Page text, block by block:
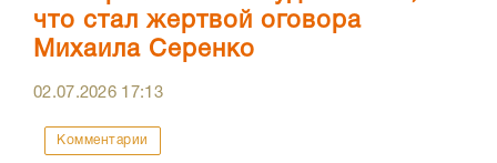
что стал жертвой оговора
Михаила Серенко
02.07.2026 17:13
Комментарии